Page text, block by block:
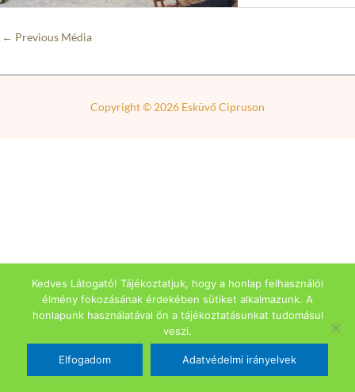
← Previous Média
Copyright © 2026 Esküvő Cipruson
Kedves Látogató! Tájékoztatjuk, hogy a honlap felhasználói
élmény fokozásának érdekében sütiket alkalmazunk. A
honlapunk használatával ön a tájékoztatásunkat tudomásul
veszi.
Elfogadom Adatvédelmi irányelvek